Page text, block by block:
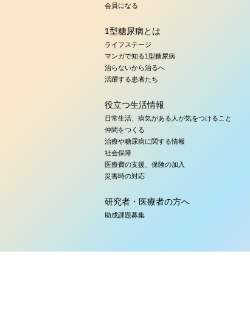
会員になる
1型糖尿病とは
ライフステージ
マンガで知る1型糖尿病
治らないから治るへ
活躍する患者たち
役立つ生活情報
日常生活、病気がある人が気をつけること
仲間をつくる
治療や糖尿病に関する情報
社会保障
医療費の支援、保険の加入
災害時の対応
研究者・医療者の方へ
助成課題募集